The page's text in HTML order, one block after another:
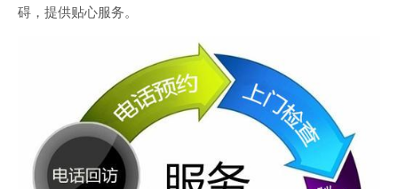
碍，提供贴心服务。